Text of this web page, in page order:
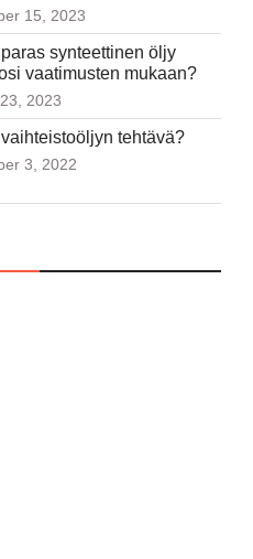
15, 2023
synteettinen öljy
vaatimusten mukaan?
2023
tehtävä?
3, 2022